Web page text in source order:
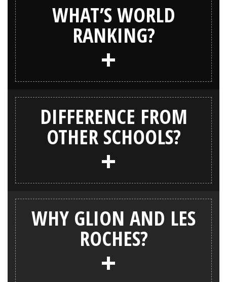
WHAT’S WORLD
RANKING?
+
DIFFERENCE FROM
OTHER SCHOOLS?
+
WHY GLION AND LES
ROCHES?
+